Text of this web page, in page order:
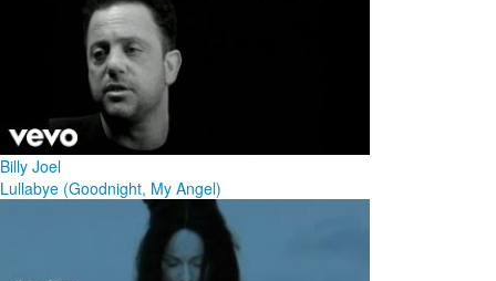
Billy Joel
Lullabye (Goodnight, My Angel)